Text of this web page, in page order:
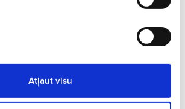
Atļaut visu